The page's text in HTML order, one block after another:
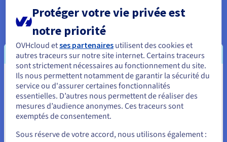
Grâce
auvRack
, une interconnexion privée
exclusive d’OVHcloud, avec un débit garanti
jusqu’à 10 Gbit/s, toutes les machines de
l’infrastructure peuvent communiquer entre elles
et accéder à des ressources privées comme
publiques. Ce service est inclus chez OVHcloud, ce
qui n’est pas le cas pour la plupart des solutions
concurrentes. Il s’avère essentiel pour que la
plateforme fonctionne de manière stable, efficace
et sécurisée.
Une autre obligation d’Uptodown est de respecter
Vous semblez être localisé en États-
Unis.
Pour commander, rendez-vous sur le site de votre pays (États-
Protéger votre vie privée est
notre priorité
OVHcloud etses partenaires utilisent des cookies et
autres traceurs sur notre site internet. Certains traceurs
sont strictement nécessaires au fonctionnement du site.
Ils nous permettent notamment de garantir la sécurité du
service ou d'assurer certaines fonctionnalités
essentielles. D’autres nous permettent de réaliser des
mesures d’audience anonymes. Ces traceurs sont
exemptés de consentement.
Sous réserve de votre accord, nous utilisons également :